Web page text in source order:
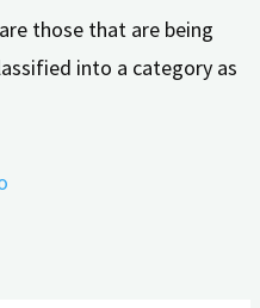
those that are being
into a category as